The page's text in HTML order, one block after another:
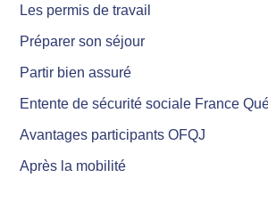
Les permis de travail
Préparer son séjour
Partir bien assuré
Entente de sécurité sociale France
Avantages participants OFQJ
Après la mobilité